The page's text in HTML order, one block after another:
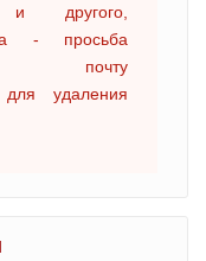
другого,
- просьба
почту
для удаления